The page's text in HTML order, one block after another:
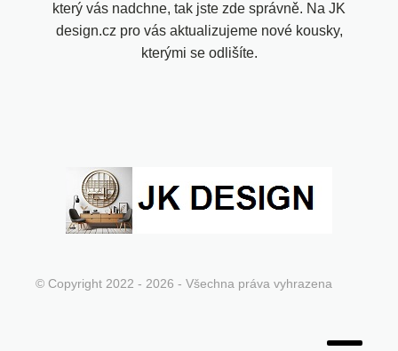
který vás nadchne, tak jste zde správně. Na JK
design.cz pro vás aktualizujeme nové kousky,
kterými se odlišíte.
© Copyright 2022 - 2026 - Všechna práva vyhrazena